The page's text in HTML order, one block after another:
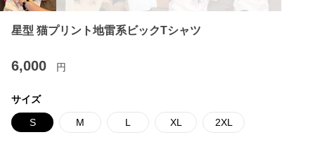
星型 猫プリント地雷系ビックTシャツ
6,000 円
サイズ
S M L XL 2XL